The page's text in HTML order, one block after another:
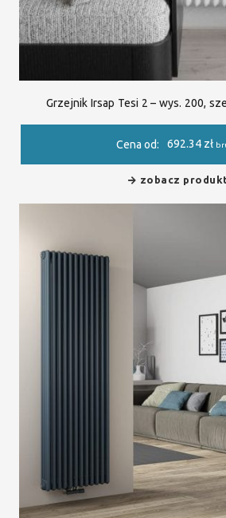
Grzejnik Irsap Tesi 2 – wys. 200,
Cena od: 692.34 zł
zobacz